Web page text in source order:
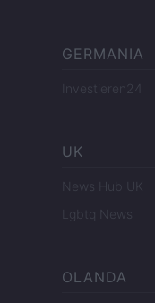
GERMANIA
Investieren24
UK
News Hub UK
Lgbtq News
OLANDA